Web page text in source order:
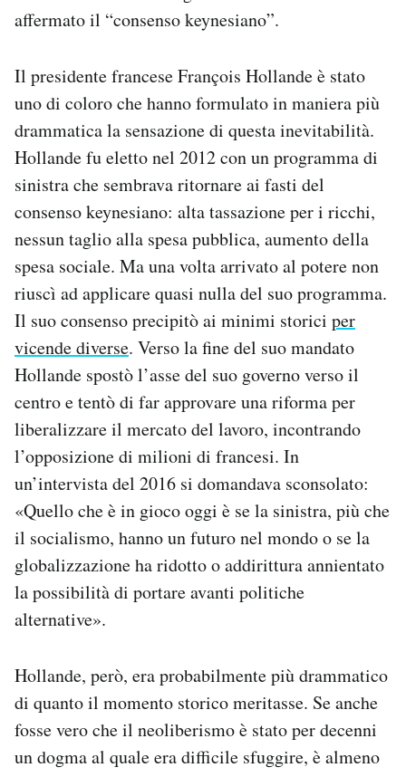
affermato il “consenso keynesiano”.
Il presidente francese François Hollande è stato
uno di coloro che hanno formulato in maniera più
drammatica la sensazione di questa inevitabilità.
Hollande fu eletto nel 2012 con un programma di
sinistra che sembrava ritornare ai fasti del
consenso keynesiano: alta tassazione per i ricchi,
nessun taglio alla spesa pubblica, aumento della
spesa sociale. Ma una volta arrivato al potere non
riuscì ad applicare quasi nulla del suo programma.
Il suo consenso precipitò ai minimi storici per
vicende diverse. Verso la fine del suo mandato
Hollande spostò l’asse del suo governo verso il
centro e tentò di far approvare una riforma per
liberalizzare il mercato del lavoro, incontrando
l’opposizione di milioni di francesi. In
un’intervista del 2016 si domandava sconsolato:
«Quello che è in gioco oggi è se la sinistra, più che
il socialismo, hanno un futuro nel mondo o se la
globalizzazione ha ridotto o addirittura annientato
la possibilità di portare avanti politiche
alternative».
Hollande, però, era probabilmente più drammatico
di quanto il momento storico meritasse. Se anche
fosse vero che il neoliberismo è stato per decenni
un dogma al quale era difficile sfuggire, è almeno